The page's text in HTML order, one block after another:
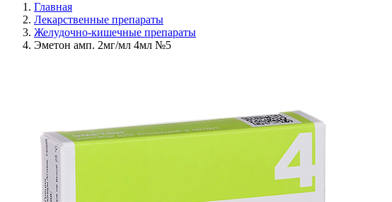
Главная
Лекарственные препараты
Желудочно-кишечные препараты
Эметон амп. 2мг/мл 4мл №5